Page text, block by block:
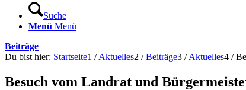
Suche
Menü Menü
Beiträge
Du bist hier: Startseite1 / Aktuelles2 / Beiträge3 / Aktuelles4 /
Besuch vom Landrat und